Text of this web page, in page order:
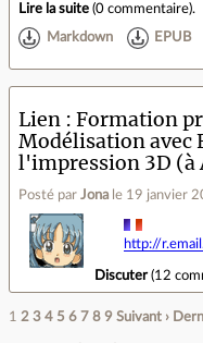
Lire la suite (0 commentaire).
Markdown EPUB
Lien
Formation
Modélisation avec
l'impression 3D (à
Posté par Jona le 19 janvier
http://
Discuter(12
1 2 3 4 5 6 7 8 9 Suivant ›